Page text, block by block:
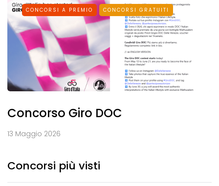
CONCORSI A PREMIO CONCORSI GRATUITI
Concorso Giro DOC
13 Maggio 2026
Concorsi più visti